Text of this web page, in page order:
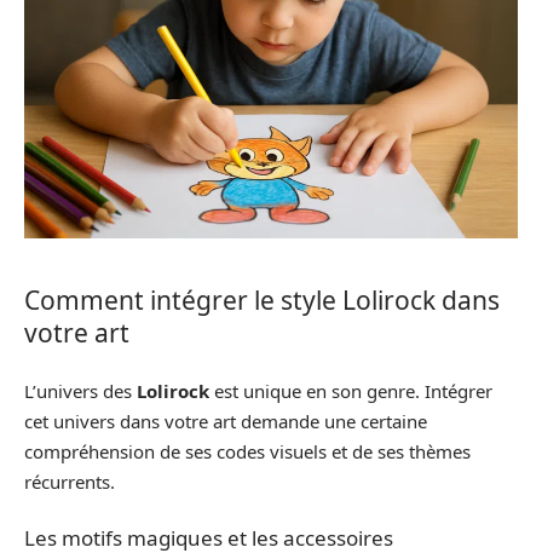
Comment intégrer le style Lolirock dans
votre art
L’univers des Lolirock est unique en son genre. Intégrer
cet univers dans votre art demande une certaine
compréhension de ses codes visuels et de ses thèmes
récurrents.
Les motifs magiques et les accessoires